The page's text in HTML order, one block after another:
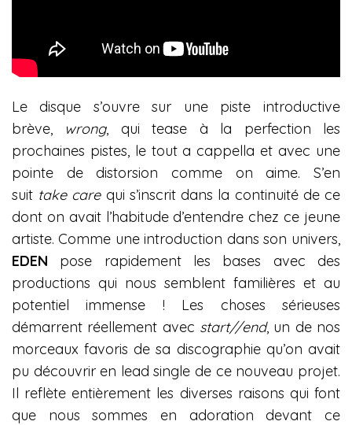
Le disque s’ouvre sur une piste introductive
brève, wrong, qui tease à la perfection les
prochaines pistes, le tout a cappella et avec une
pointe de distorsion comme on aime. S’en
suit take carequi s’inscrit dans la continuité de ce
dont on avait l’habitude d’entendre chez ce jeune
artiste. Comme une introduction dans son univers,
EDEN pose rapidement les bases avec des
productions qui nous semblent familières et au
potentiel immense ! Les choses sérieuses
démarrent réellement avec start//end, un de nos
morceaux favoris de sa discographie qu’on avait
pu découvrir en lead single de ce nouveau projet.
Il reflète entièrement les diverses raisons qui font
que nous sommes en adoration devant ce